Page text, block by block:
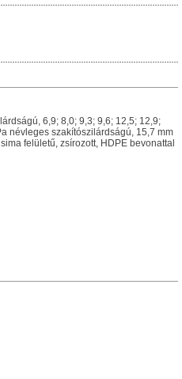
6,9; 8,0; 9,3; 9,6; 12,5; 12,9;
névleges szakítószilárdságú, 15,7 mm
felületű, zsírozott, HDPE bevonattal